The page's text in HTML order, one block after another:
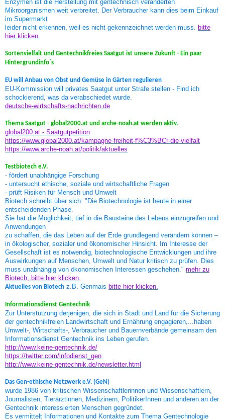
Enzymen ist die Herstellung mit gentechnisch veränderten
Mikroorganismen weit verbreitet. Der Verbraucher kann dies beim Einkauf
im Supermarkt
leider nicht erkennen, weil es nicht gekennzeichnet werden muss. bitte
hier klicken.
Sortenvielfalt und Gentechnikfreies Saatgut ist unsere Zukunft - Ein paar
Hintergrundinfo´s
EU will Anbau von Obst und Gemüse in Gärten regulieren
EU-Kommission will privates Saatgut unter Strafe stellen - Find ich
schockierend, was da verabschiedet wurde.
deutsche-wirtschafts-nachrichten.de
Thema Saatgut - global2000.at und arche-noah.at werden aktiv.
global200.at - Saatgutpetition
https://www.global2000.at/kampagne-freiheit-f%C3%BCr-die-vielfalt
https://www.arche-noah.at/politik/aktuelles
Testbiotech e.V.
- fördert unabhängige Forschung
- untersucht ethische, soziale und wirtschaftliche Fragen
- prüft Risiken für Mensch und Umwelt
Biotech schreibt über sich: "Die Biotechnologie ist heute in einer
entscheidenden Phase.
Sie hat die Möglichkeit, tief in die Bausteine des Lebens einzugreifen und
Anwendungen
zu schaffen, die das Leben auf der Erde grundlegend verändern können –
in ökologischer, sozialer und ökonomischer Hinsicht. Im Interesse der
Gesellschaft ist es notwendig, biotechnologische Entwicklungen und ihre
Auswirkungen auf Menschen, Umwelt und Natur kritisch zu prüfen. Dies
muss unabhängig von ökonomischen Interessen geschehen." mehr zu
Biotech, bitte hier klicken.
Aktuelles von Biotech z.B. Genmais bitte hier klicken.
Informationsdienst Gentechnik
Zur Unterstützung derjenigen, die sich in Stadt und Land für die Sicherung
der gentechnikfreien Landwirtschaft und Ernährung engagieren,...haben
Umwelt-, Wirtschafts-, Verbraucher und Bauernverbände gemeinsam den
Informationsdienst Gentechnik ins Leben gerufen.
http://www.keine-gentechnik.de/
https://twitter.com/infodienst_gen
http://www.keine-gentechnik.de/newsletter.html
Das Gen-ethische Netzwerk e.V. (GeN)
wurde 1986 von kritischen Wissenschaftlerinnen und Wissenschaftlern,
Journalisten, Tierärztinnen, Medizinern, PolitikerInnen und anderen an der
Gentechnik interessierten Menschen gegründet.
Es vermittelt Informationen und Kontakte zum Thema Gentechnologie